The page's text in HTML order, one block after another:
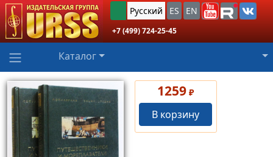
Русский ES EN
+7 (499) 724-25-45
Каталог
1259 ₽
В корзину